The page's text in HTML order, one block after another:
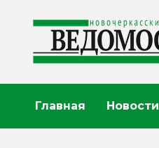
содержанию
Главная Новости